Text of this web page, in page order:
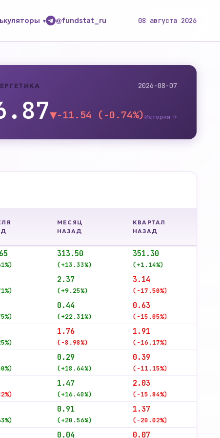
@fundstat_ru 08 августа 2026
2026-08-07
▼-11.54 (-0.74%) История →
МЕСЯЦ
НАЗАД
КВАРТАЛ
НАЗАД
313.50
(+13.33%)
351.30
(+1.14%)
2.37
(+9.25%)
3.14
(-17.50%)
0.44
(+22.31%)
0.63
(-15.05%)
1.76
(-8.98%)
1.91
(-16.17%)
0.29
(+18.64%)
0.39
(-11.15%)
1.47
(+16.40%)
2.03
(-15.84%)
0.91
(+20.56%)
1.37
(-20.02%)
0.04 0.07